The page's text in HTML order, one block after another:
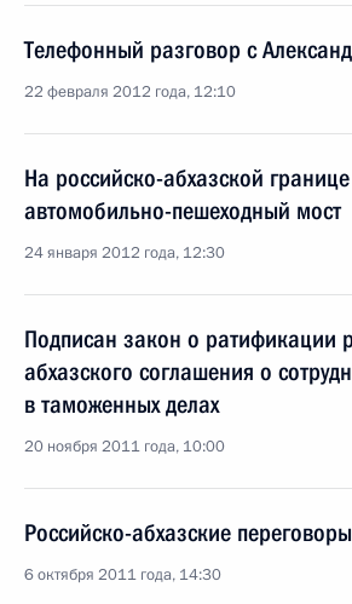
Телефонный разговор с
22 февраля 2012 года, 12:10
На российско-абхазской
автомобильно-пешеходный мост
24 января 2012 года, 12:30
Подписан закон о ратификации
абхазского соглашения о
в таможенных делах
20 ноября 2011 года, 10:00
Российско-абхазские переговоры
6 октября 2011 года, 14:30